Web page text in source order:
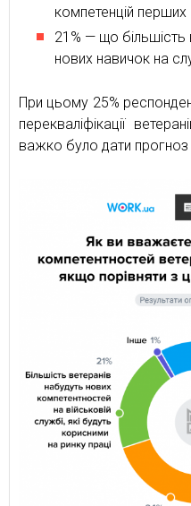
компетенцій перших
21% — що більшість
нових навичок на
При цьому 25%
перекваліфікації
важко було дати прогноз